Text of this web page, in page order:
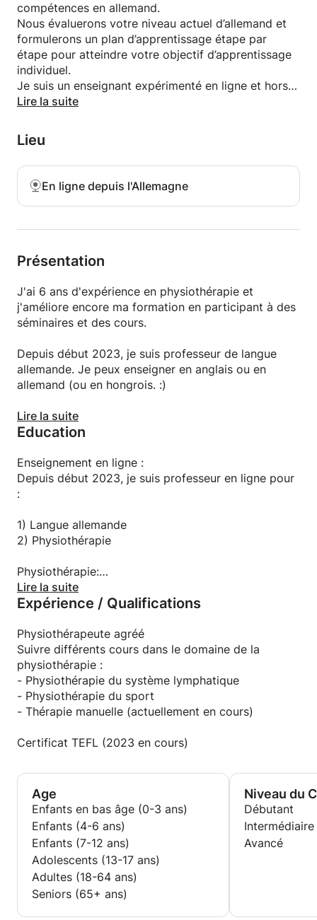
compétences en allemand.
Nous évaluerons votre niveau actuel d’allemand et
formulerons un plan d’apprentissage étape par
étape pour atteindre votre objectif d’apprentissage
individuel.
Je suis un enseignant expérimenté en ligne et hors
ligne, flexible pour adapter mon style
individuel.
Vous apprendrez l'allemand :
- Vocabulaire
- Grammaire
- Langue familière/langue parlée
- Culture/tradition allemande
- tout sujet qui vous intéresse
je peux
niveau
- améliorez vos compétences de conversation
- vous préparer à votre travail allemand
On le fera:
- organiser et planifier des cours adaptés à votre
emploi du temps individuel
ET LE PLUS IMPORTANT :
;D ----
Mes autres cours :
2) Cours de physiothérapie
Sandor
Lire la suite
Lieu
En ligne depuis l'Allemagne
Présentation
J'ai 6 ans d'expérience en physiothérapie et
j'améliore encore ma formation en participant à des
séminaires et des cours.
Depuis début 2023, je suis professeur de langue
allemande. Je peux enseigner en anglais ou en
allemand (ou en hongrois. :)
En tant que natif allemand, j'ai une compréhension
approfondie de la langue/de l'histoire/de la
vocabulaire que je peux vous rendre accessible. J'ai
vécu dans de nombreuses villes d'Allemagne
(Hambourg, Francfort, Düsseldorf...) et travaillé
physiothérapeute.
objectifs individuels.
Lire la suite
Education
Enseignement en ligne :
Depuis début 2023, je suis professeur en ligne pour
:
1) Langue allemande
2) Physiothérapie
Physiothérapie:
Physiothérapeute agréé (Académie de médecine de
Hambourg) : 3 ans d'études
domaines de la physiothérapie (de l'hôpital à la
clinique jusqu'aux athlètes)
Suivre différents cours dans le domaine de la
physiothérapie :
- Physiothérapie du système lymphatique
- Physiothérapie du sport
Lire la suite
Expérience / Qualifications
Physiothérapeute agréé
Suivre différents cours dans le domaine de la
physiothérapie :
- Physiothérapie du système lymphatique
- Physiothérapie du sport
- Thérapie manuelle (actuellement en cours)
Certificat TEFL (2023 en cours)
Age
Enfants en bas âge (0-3 ans)
Enfants (4-6 ans)
Enfants (7-12 ans)
Adolescents (13-17 ans)
Adultes (18-64 ans)
Seniors (65+ ans)
Niveau du
Débutant
Intermédiaire
Avancé